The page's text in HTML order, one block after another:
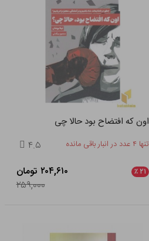
اون که افتضاح بود حالا چی
تنها ۴ عدد در انبار باقی مانده ۴.۵
۲۱ ٪
۲۰۴,۶۱۰ تومان
۲۵۹,۰۰۰